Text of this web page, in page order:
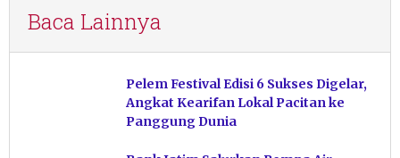
Baca Lainnya
Pelem Festival Edisi 6 Sukses Digelar,
Angkat Kearifan Lokal Pacitan ke
Panggung Dunia